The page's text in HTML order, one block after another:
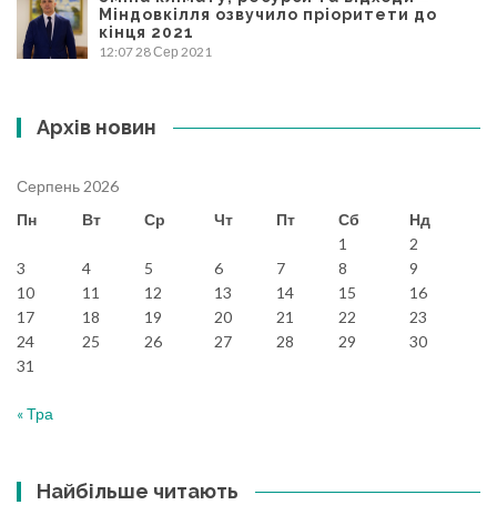
Міндовкілля озвучило пріоритети до
кінця 2021
12:0728 Сер 2021
Архів новин
Серпень 2026
Пн
Вт Ср Чт Пт Сб
Нд
1
2
3
4 5 6 7 8
9
10
11 12 13 14 15
16
17
18 19 20 21 22
23
24
25 26 27 28 29
30
31
« Тра
Найбільше читають